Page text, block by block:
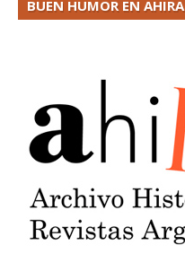
BUEN HUMOR EN AHIRA